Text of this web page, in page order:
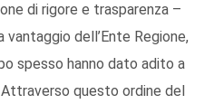
di rigore e trasparenza –
dell’Ente Regione,
spesso hanno dato adito a
questo ordine del